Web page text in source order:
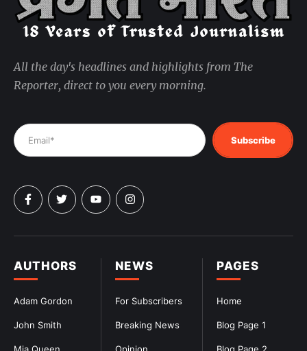
PAGES
Home
Blog Page 1
NEWS
For Subscribers
Breaking News
AUTHORS
Adam Gordon
John Smith
All the day's headlines and highlights from The
Reporter, direct to you every morning.
Subscribe